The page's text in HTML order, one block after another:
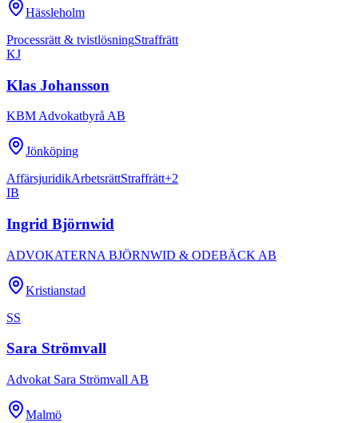
Hässleholm
Processrätt & tvistlösningStraffrätt
KJ
Klas Johansson
KBM Advokatbyrå AB
Jönköping
AffärsjuridikArbetsrättStraffrätt+2
IB
Ingrid Björnwid
ADVOKATERNA BJÖRNWID & ODEBÄCK AB
Kristianstad
SS
Sara Strömvall
Advokat Sara Strömvall AB
Malmö